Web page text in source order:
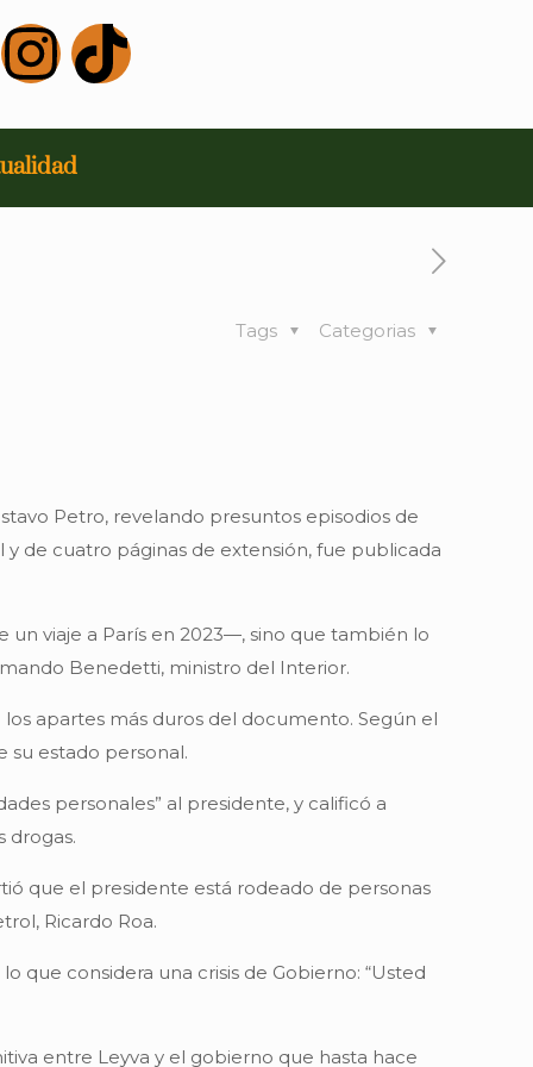
Categorias
Tags
Petro, revelando presuntos episodios de
de cuatro páginas de extensión, fue publicada
viaje a París en 2023—, sino que también lo
Benedetti, ministro del Interior.
apartes más duros del documento. Según el
su estado personal.
personales” al presidente, y calificó a
drogas.
que el presidente está rodeado de personas
Ricardo Roa.
que considera una crisis de Gobierno: “Usted
entre Leyva y el gobierno que hasta hace